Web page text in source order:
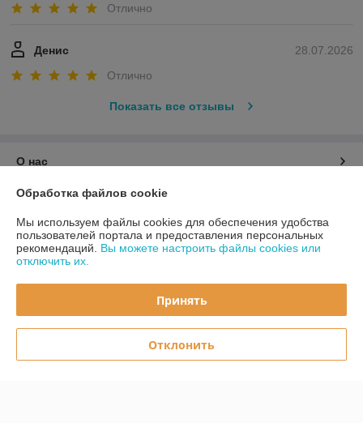
Отлично
28.07.2026
Денис
Отлично
Показать все отзывы
О нас
Контакты
Доставка и оплата
Полная версия сайта
Политика обработки cookies
Обработка файлов cookie
Мы используем файлы cookies для обеспечения удобства
пользователей портала и предоставления персональных
рекомендаций. Вы можете настроить файлы cookies или
отключить их.
Принять
Отклонить